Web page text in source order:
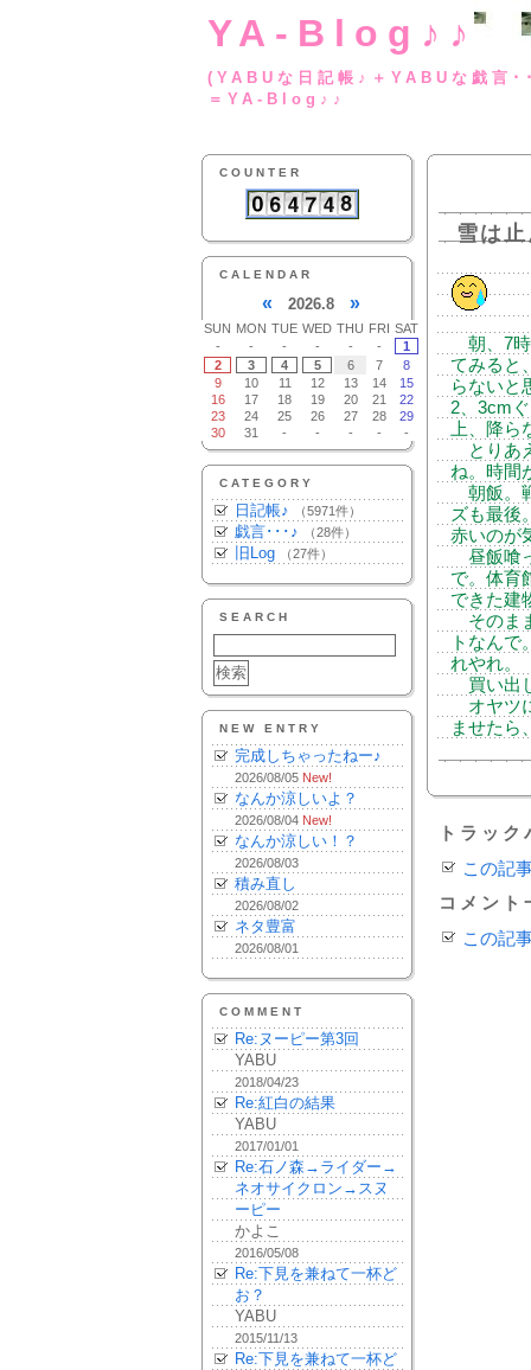
YA-Blog♪♪
(YABUな日記帳♪
＝YA-Blog♪♪
COUNTER
CALENDAR
« 2026.8 »
SUN MON TUE WED THU FRI SAT
-
- - - - -
1
2
3 4 5 6 7
8
9
10 11 12 13 14
15
16
17 18 19 20 21
22
23
24 25 26 27 28
29
30
31 - - - - -
CATEGORY
日記帳♪ （5971件）
戯言･･･♪ （28件）
旧Log （27件）
SEARCH
NEW ENTRY
完成しちゃったねー♪
2026/08/05 New!
なんか涼しいよ？
2026/08/04 New!
なんか涼しい！？
2026/08/03
積み直し
2026/08/02
ネタ豊富
2026/08/01
COMMENT
Re:ヌーピー第3回
YABU
2018/04/23
Re:紅白の結果
YABU
2017/01/01
Re:石ノ森→ライダー→
ネオサイクロン→スヌ
ーピー
かよこ
2016/05/08
Re:下見を兼ねて一杯ど
お？
YABU
2015/11/13
Re:下見を兼ねて一杯ど
雪は
朝、7時
てみると
らないと
2、3cm
上、降
とりあ
ね。時間
朝飯。
ズも最後
赤いのが
昼飯喰
で。体育
できた建
そのま
トなんで
れやれ。
買い出
オヤツ
ませたら
トラッ
この記
コメント
この記